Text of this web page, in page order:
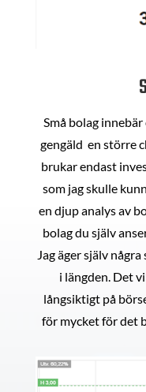
Små bolag
gengäld en större
brukar endast
som jag skulle
en djup analys av
bolag du själv
Jag äger själv
i längden. Det
långsiktigt på
för mycket för det